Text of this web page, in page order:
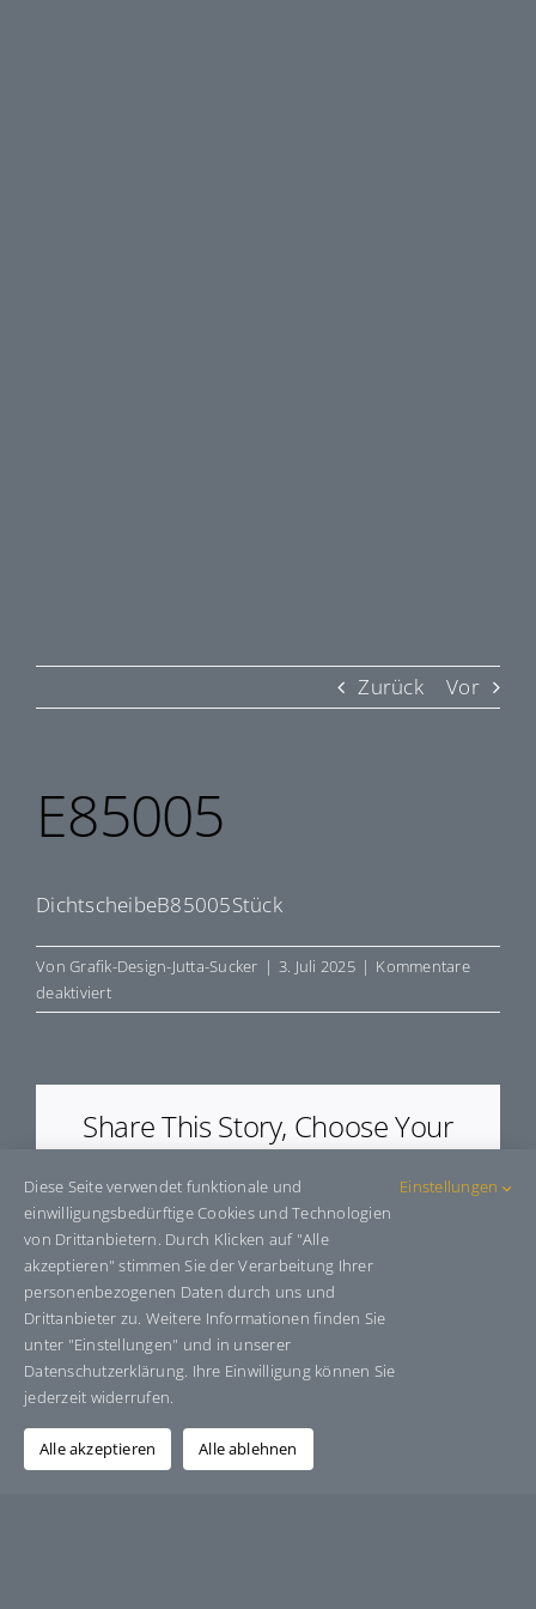
Zurück Vor
E85005
DichtscheibeB85005Stück
VonGrafik-Design-Jutta-Sucker | 3. Juli 2025 | Kommentare
deaktiviertfür
E85005
Share This Story, Choose Your
Platform!
Facebook BlueskyReddit LinkedInWhatsAppTelegram
E-
Mail
Über den Autor:Grafik-Design-Jutta-Sucker
Diese Seite verwendet funktionale und
einwilligungsbedürftige Cookies und Technologien
von Drittanbietern. Durch Klicken auf "Alle
akzeptieren" stimmen Sie der Verarbeitung Ihrer
personenbezogenen Daten durch uns und
Drittanbieter zu. Weitere Informationen finden Sie
unter "Einstellungen" und in unserer
Datenschutzerklärung. Ihre Einwilligung können Sie
jederzeit widerrufen.
Einstellungen
Alle akzeptieren Alle ablehnen